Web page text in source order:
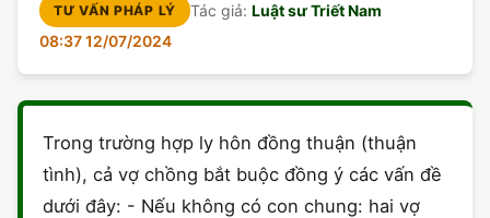
GIẤY PHÉP CON
LAO ĐỘNG
DOANH NGHIỆP
ĐẤT ĐAI
HÀNH CHÍNH
DI CHÚC
ĐĂNG KÝ XE
HÀNH CHÍNH
LY HÔN
ĐẤT ĐAI
HÌNH SỰ
TƯ VẤN PHÁP LÝ Tác giả:Luật sư Triết Nam
08:37 12/07/2024
Trong trường hợp ly hôn đồng thuận (thuận
tình), cả vợ chồng bắt buộc đồng ý các vấn đề
dưới đây: - Nếu không có con chung: hai vợ